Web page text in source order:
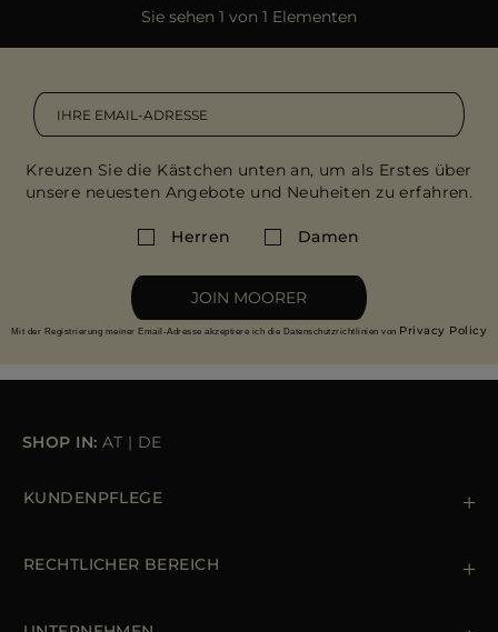
Sie sehen 1 von 1 Elementen
Kreuzen Sie die Kästchen unten an, um als Erstes über
unsere neuesten Angebote und Neuheiten zu erfahren.
Herren Damen
JOIN MOORER
Mit der Registrierung meiner Email-Adresse akzeptiere ich die Datenschutzrichtlinien von Privacy Policy
SHOP IN: AT | DE
KUNDENPFLEGE
Bestellungen & Zahlungen
RECHTLICHER BEREICH
Cookie Policy